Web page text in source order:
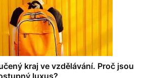
kraj ve vzdělávání. Proč jsou
luxus?